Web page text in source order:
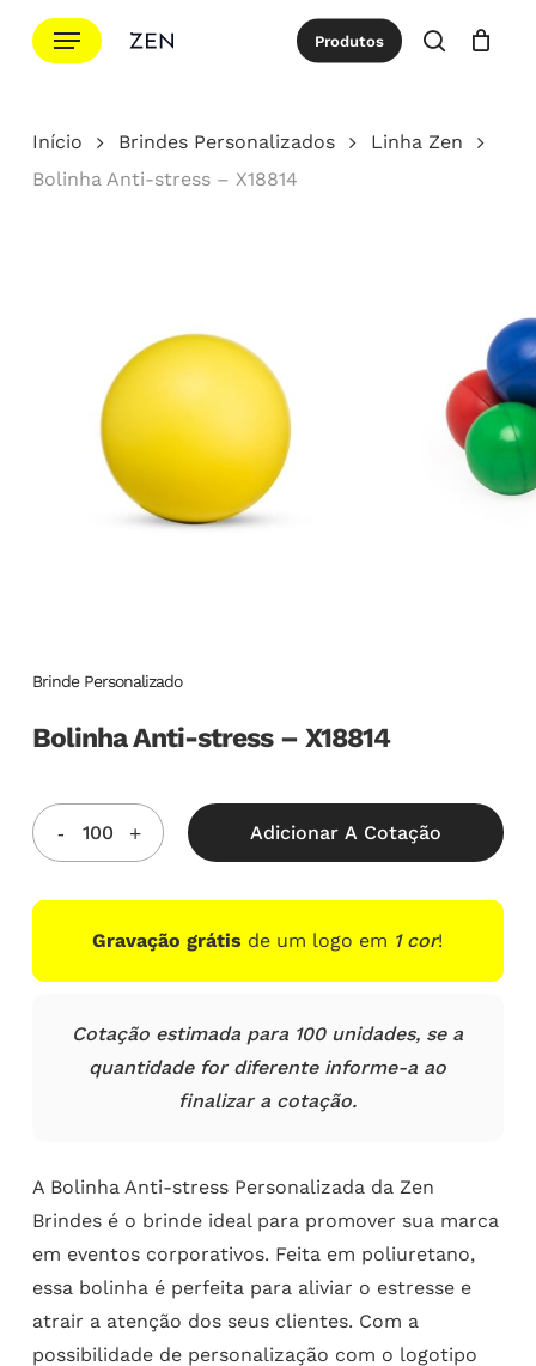
para
principal
Menu Produtos
procurar
Cotação Close
Início Brindes Personalizados
Linha Zen
Bolinha Anti-stress – X18814
Brinde Personalizado
Bolinha Anti-stress – X18814
Adicionar A Cotação
Gravação grátis de um logo em 1 cor!
Cotação estimada para 100 unidades, se a
quantidade for diferente informe-a ao
finalizar a cotação.
A Bolinha Anti-stress Personalizada da Zen
Brindes é o brinde ideal para promover sua marca
em eventos corporativos. Feita em poliuretano,
essa bolinha é perfeita para aliviar o estresse e
atrair a atenção dos seus clientes. Com a
possibilidade de personalização com o logotipo